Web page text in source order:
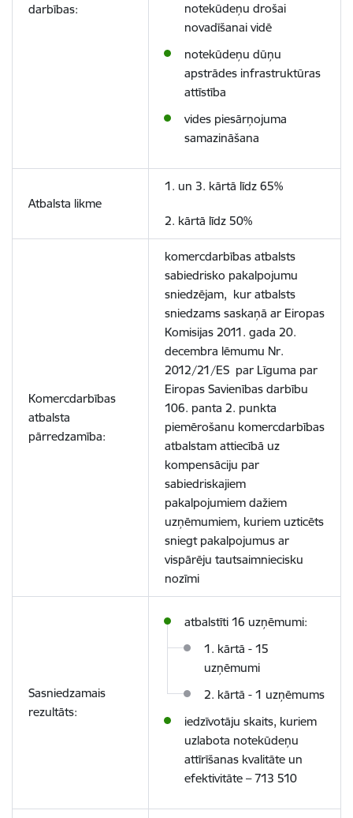
darbības:
notekūdeņu drošai
novadīšanai vidē
notekūdeņu dūņu
apstrādes infrastruktūras
attīstība
vides piesārņojuma
samazināšana
Atbalsta likme
1. un 3. kārtā līdz 65%
2. kārtā līdz 50%
Komercdarbības
atbalsta
pārredzamība:
komercdarbības atbalsts
sabiedrisko pakalpojumu
sniedzējam, kur atbalsts
sniedzams saskaņā ar Eiropas
Komisijas 2011. gada 20.
decembra lēmumu Nr.
2012/21/ES par Līguma par
Eiropas Savienības darbību
106. panta 2. punkta
piemērošanu komercdarbības
atbalstam attiecībā uz
kompensāciju par
sabiedriskajiem
pakalpojumiem dažiem
uzņēmumiem, kuriem uzticēts
sniegt pakalpojumus ar
vispārēju tautsaimniecisku
nozīmi
Sasniedzamais
rezultāts:
atbalstīti 16 uzņēmumi:
1. kārtā - 15
uzņēmumi
2. kārtā - 1 uzņēmums
iedzīvotāju skaits, kuriem
uzlabota notekūdeņu
attīrīšanas kvalitāte un
efektivitāte – 713 510